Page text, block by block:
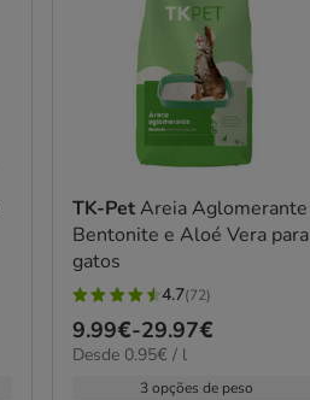
TK-PetAreia Aglomerante
Bentonite e Aloé Vera para
gatos
4.7
estrelas
com
4.7(72)
Preço
de
9.99€-29.97€
0.95€
Desde 0.95€ / l
3 opções de peso